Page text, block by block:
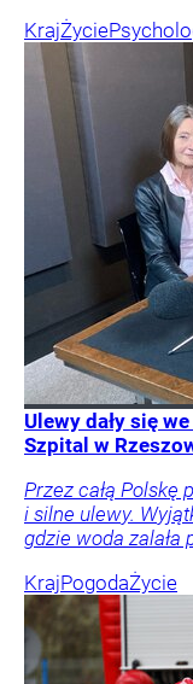
KrajŻycie
Ulewy dały się
Szpital w
Przez całą Polskę
i silne ulewy.
gdzie woda zalała
KrajPogodaŻycie